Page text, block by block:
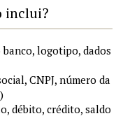
inclui?
logotipo, dados
CNPJ, número da
débito, crédito, saldo